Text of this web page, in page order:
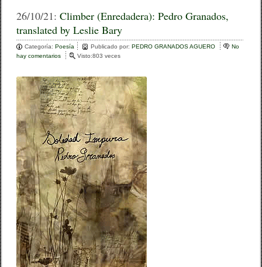
c
e
b
o
o
k
tt
er
m
p
ar
tir
26/10/21:Climber (Enredadera): Pedro Granados,
translated by Leslie Bary
Categoría:Poesía Publicado por:PEDRO GRANADOS AGUERO
No
hay comentarios
l
i
m
b
e
r
(
E
n
r
e
d
a
d
e
r
a
)
:
P
Visto:803 veces